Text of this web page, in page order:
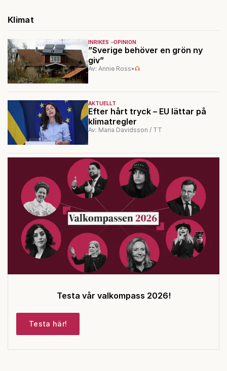
Klimat
INRIKES OPINION
”Sverige behöver en grön ny
giv”
Av: Annie Ross•
AKTUELLT
Efter hårt tryck – EU lättar på
klimatregler
Av: Maria Davidsson / TT
Testa vår valkompass 2026!
Testa här!